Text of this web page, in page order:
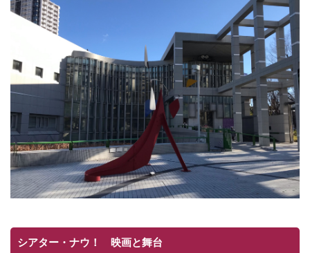
シアター・ナウ！ 映画と舞台